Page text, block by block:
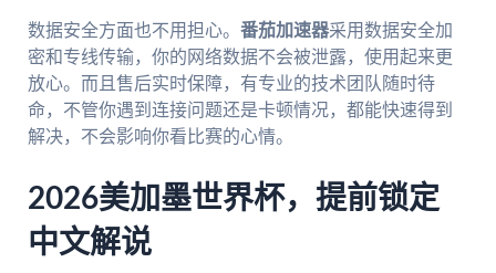
数据安全方面也不用担心。 番茄加速器采用数据安全加
密和专线传输，你的网络数据不会被泄露，使用起来更
放心。而且售后实时保障，有专业的技术团队随时待
命，不管你遇到连接问题还是卡顿情况，都能快速得到
解决，不会影响你看比赛的心情。
2026美加墨世界杯，提前锁定
中文解说